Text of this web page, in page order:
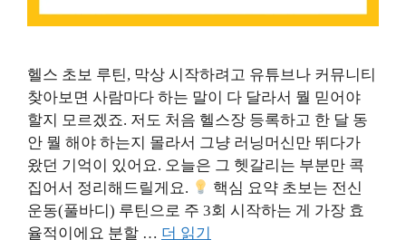
헬스 초보 루틴, 막상 시작하려고 유튜브나 커뮤니티
찾아보면 사람마다 하는 말이 다 달라서 뭘 믿어야
할지 모르겠죠. 저도 처음 헬스장 등록하고 한 달 동
안 뭘 해야 하는지 몰라서 그냥 러닝머신만 뛰다가
왔던 기억이 있어요. 오늘은 그 헷갈리는 부분만 콕
집어서 정리해드릴게요.
핵심 요약 초보는 전신
운동(풀바디) 루틴으로 주 3회 시작하는 게 가장 효
율적이에요 분할 … 더 읽기